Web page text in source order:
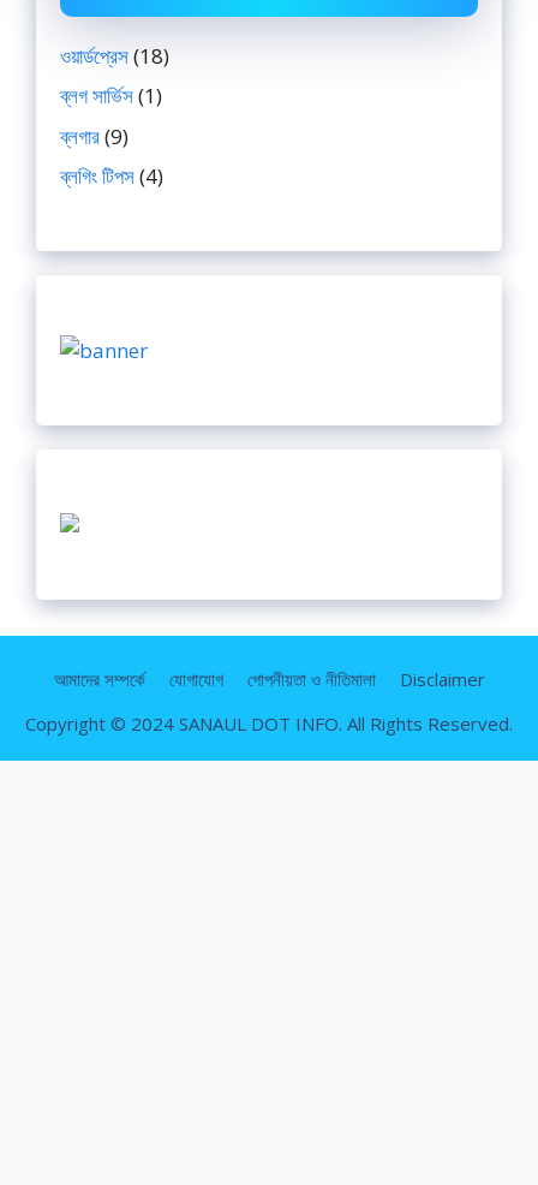
ওয়ার্ডপ্রেস(18)
ব্লগ সার্ভিস(1)
ব্লগার(9)
ব্লগিং টিপস(4)
আমাদের সম্পর্কে যোগাযোগ গোপনীয়তা ও নীতিমালা
Disclaimer
Copyright © 2024 SANAUL DOT INFO. All Rights Reserved.